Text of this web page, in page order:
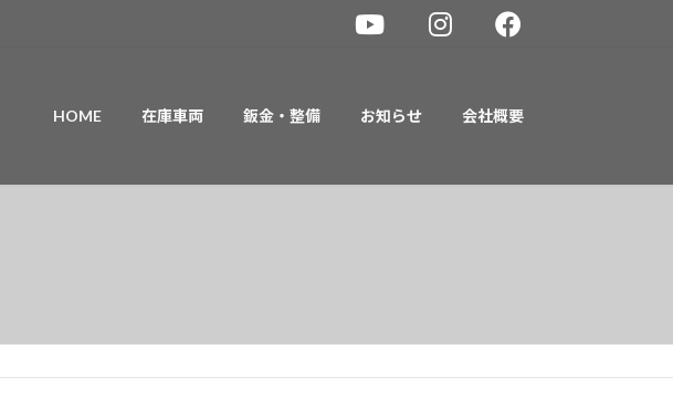
HOME 在庫車両 鈑金・整備 お知らせ 会社概要